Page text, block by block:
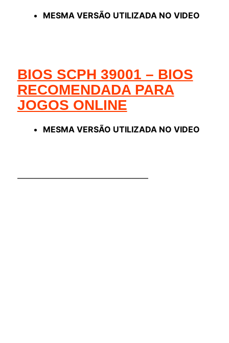
MESMA VERSÃO UTILIZADA NO VIDEO
BIOS SCPH 39001 – BIOS
RECOMENDADA PARA
JOGOS ONLINE
MESMA VERSÃO UTILIZADA NO VIDEO
————————————————